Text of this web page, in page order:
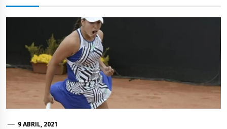
9 ABRIL, 2021